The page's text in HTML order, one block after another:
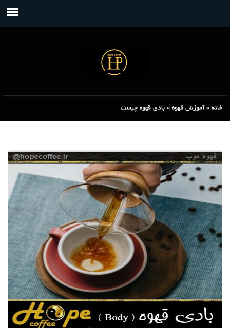
خانه »آموزش قهوه » بادی قهوه چیست